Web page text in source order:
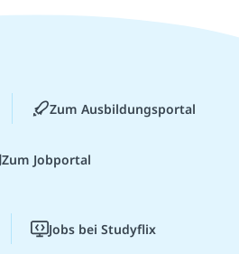
Zum Ausbildungsportal
Zum Jobportal
Jobs bei Studyflix